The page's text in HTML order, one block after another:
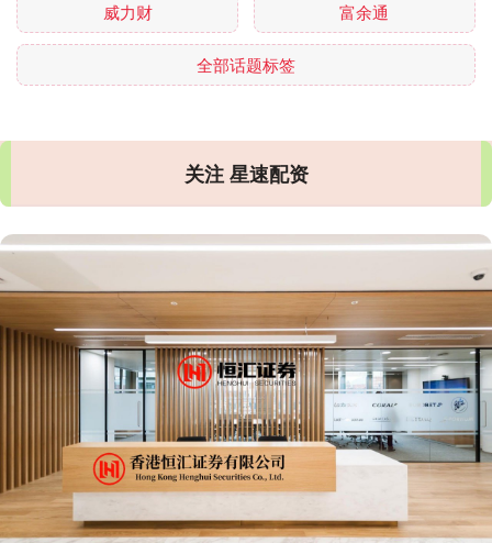
威力财 富余通
全部话题标签
关注 星速配资